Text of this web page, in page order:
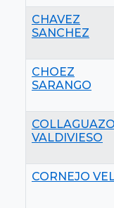
CHAVEZ
SANCHEZ
CHOEZ
SARANGO
COLLAGUAZO
VALDIVIESO
CORNEJO